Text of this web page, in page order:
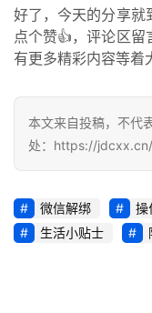
推
荐
认
证
增
值
业
好了，今天的分享就
点个赞👍，评论区
有更多精彩内容等着
本文来自投稿，不代
处：https://
微信解绑 操
生活小贴士